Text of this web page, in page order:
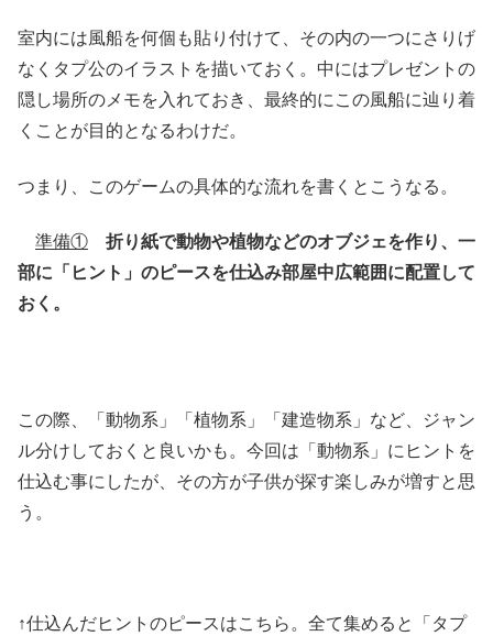
室内には風船を何個も貼り付けて、その内の一つにさりげ
なくタプ公のイラストを描いておく。中にはプレゼントの
隠し場所のメモを入れておき、最終的にこの風船に辿り着
くことが目的となるわけだ。
つまり、このゲームの具体的な流れを書くとこうなる。
準備① 折り紙で動物や植物などのオブジェを作り、一
部に「ヒント」のピースを仕込み部屋中広範囲に配置して
おく。
この際、「動物系」「植物系」「建造物系」など、ジャン
ル分けしておくと良いかも。今回は「動物系」にヒントを
仕込む事にしたが、その方が子供が探す楽しみが増すと思
う。
↑仕込んだヒントのピースはこちら。全て集めると「タプ